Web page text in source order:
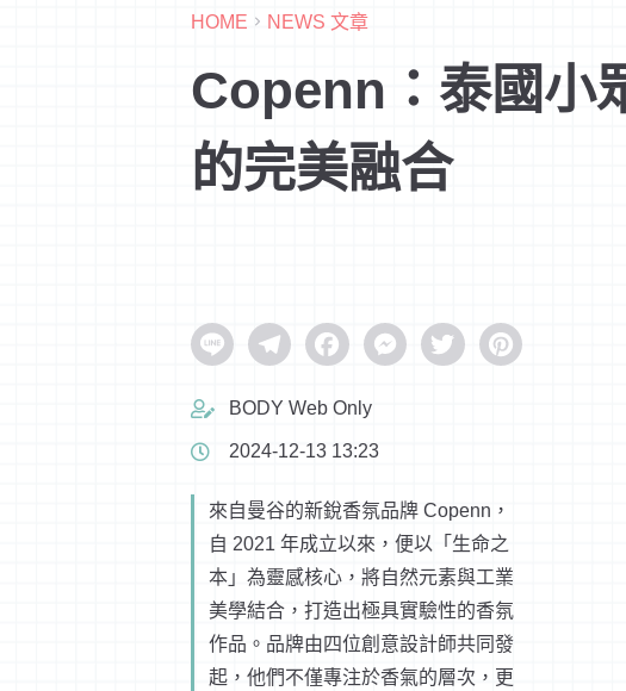
HOME NEWS 文章
Copenn：泰國小
的完美融合
Line TelegramFacebookMessenger
Twitter Pinterest
BODY Web Only
2024-12-13 13:23
來自曼谷的新銳香氛品牌 Copenn，
自 2021 年成立以來，便以「生命之
本」為靈感核心，將自然元素與工業
美學結合，打造出極具實驗性的香氛
作品。品牌由四位創意設計師共同發
起，他們不僅專注於香氣的層次，更